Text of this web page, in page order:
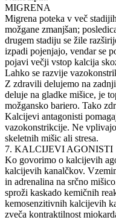
MIGRENA
Migrena poteka v več
možgane zmanjšan;
drugem stadiju se žile
izpadi pojenjajo, vendar se
pojavi večji vstop kalcija
Lahko se razvije
Z zdravili delujemo na
deluje na gladke mišice, je
možgansko bariero. Tako
Kalcijevi antagonisti
vazokonstrikcije. Ne
skeletnih mišic ali stresa.
7. KALCIJEVI AGONISTI
Ko govorimo o kalcijevih
kalcijevih kanalčkov.
in adrenalina na srčno
sproži kaskado kemičnih
kemosenzitivnih kalcijevih
zveča kontraktilnost